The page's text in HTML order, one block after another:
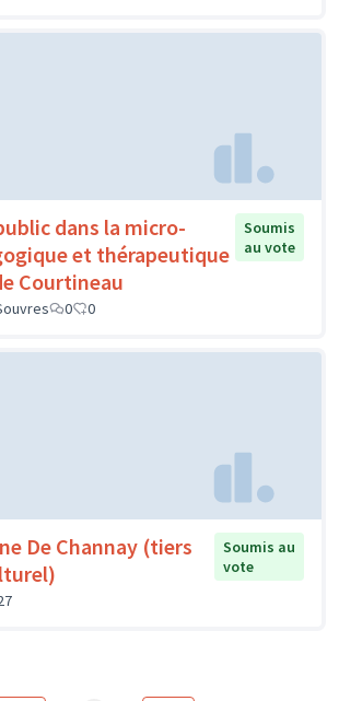
dans la micro-
et thérapeutique
Courtineau
Soumis
au vote
0 0
De Channay (tiers
Soumis au
vote